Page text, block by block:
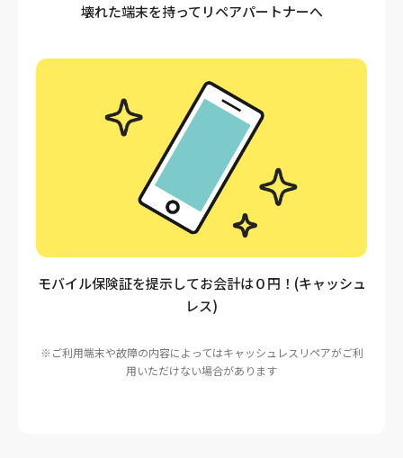
壊れた端末を持ってリペアパートナーへ
モバイル保険証を提示してお会計は０円！(キャッシュ
レス)
※ご利用端末や故障の内容によってはキャッシュレスリペアがご利
用いただけない場合があります